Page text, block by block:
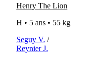
Henry The Lion
H • 5 ans • 55 kg
Seguy V. /
Reynier J.